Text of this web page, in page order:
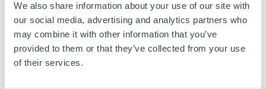
We also share information about your use of our site with
our social media, advertising and analytics partners who
may combine it with other information that you’ve
provided to them or that they’ve collected from your use
of their services.
Logalty
ESPAGNE